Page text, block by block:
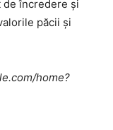
de încredere și
păcii și
home?